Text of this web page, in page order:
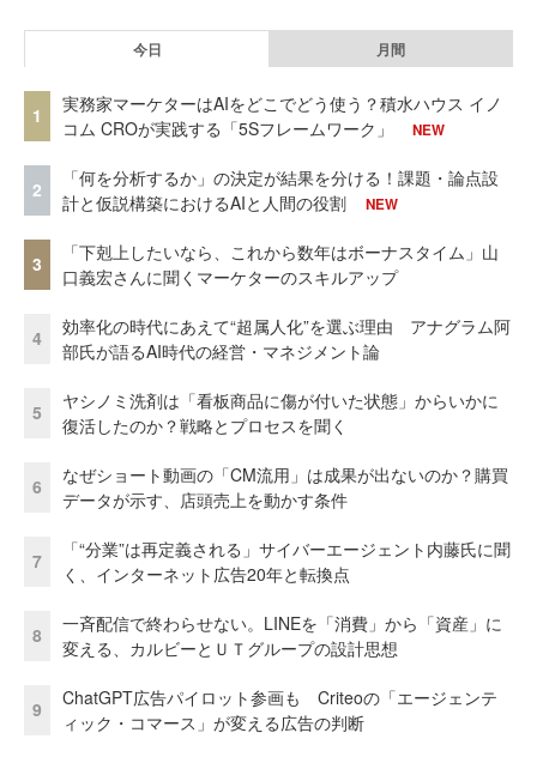
今日 月間
1
実務家マーケターはAIをどこでどう使う？積水ハウス イノ
コム CROが実践する「5Sフレームワーク」
NEW
2
「何を分析するか」の決定が結果を分ける！課題・論点設
計と仮説構築におけるAIと人間の役割
NEW
3
「下剋上したいなら、これから数年はボーナスタイム」山
口義宏さんに聞くマーケターのスキルアップ
4
効率化の時代にあえて“超属人化”を選ぶ理由 アナグラム阿
部氏が語るAI時代の経営・マネジメント論
5
ヤシノミ洗剤は「看板商品に傷が付いた状態」からいかに
復活したのか？戦略とプロセスを聞く
6
なぜショート動画の「CM流用」は成果が出ないのか？購買
データが示す、店頭売上を動かす条件
7
「“分業”は再定義される」サイバーエージェント内藤氏に聞
く、インターネット広告20年と転換点
8
一斉配信で終わらせない。LINEを「消費」から「資産」に
変える、カルビーとＵＴグループの設計思想
9
ChatGPT広告パイロット参画も Criteoの「エージェンテ
ィック・コマース」が変える広告の判断